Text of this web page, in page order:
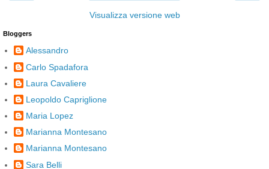
Visualizza versione web
Bloggers
Alessandro
Carlo Spadafora
Laura Cavaliere
Leopoldo Capriglione
Maria Lopez
Marianna Montesano
Marianna Montesano
Sara Belli